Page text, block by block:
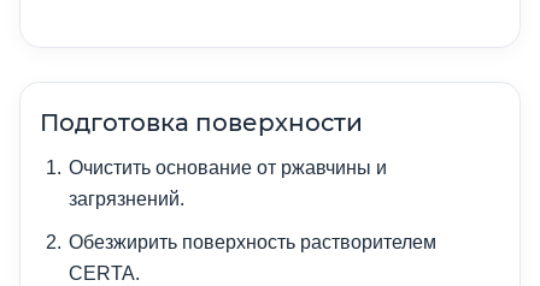
Подготовка поверхности
Очистить основание от ржавчины и
загрязнений.
Обезжирить поверхность растворителем
CERTA.